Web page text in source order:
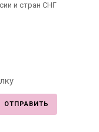
и стран СНГ
ОТПРАВИТЬ